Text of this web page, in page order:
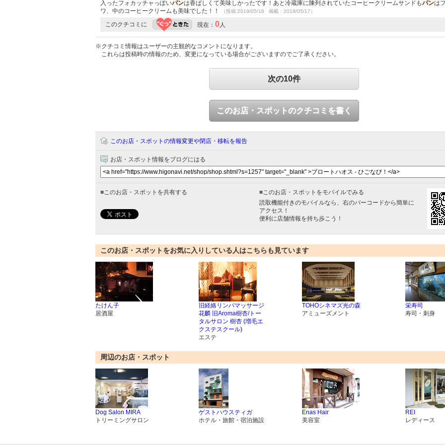
入ったフォカッチャっぽいパンは香ばしくて美味しかったです！あと冷蔵庫に陳列されていたコーヒークリームサンドもパンは
ワ、中のコーヒークリームも美味でした！！
（投稿:2019/05/16 掲載：2019/05/17）
このクチコミに 現在： 0人
※クチコミ情報はユーザーの主観的なコメントになります。
これらは投稿時の情報のため、変更になっている場合がございますのでご了承ください。
次の10件
このお店・スポットのクチコミを書く
このお店・スポットの情報変更や閉店・移転を報告
お店・スポット情報をブログにはる
■このお店・スポットを共有する ■このお店・スポットをモバイルでみる
読取機能付きのモバイルなら、右のバーコードから簡単に
アクセス！
便利に店舗情報を持ち歩こう！
このお店・スポットをお気に入りしている人はこちらも見ています
たけん子
居酒屋
旧経絡リンパマッサージ
花麟 旧Aroma樹杏/トー
タルサロン 樹杏 (増毛エ
クステスクール)
エステ
TOHOシネマズ光の森
アミューズメント
栄寿司
寿司・刺身
周辺のお店・スポット
Dog Salon MIRA
トリーミングサロン
ゲストハウスティガ
ホテル・旅館・宿泊施設
Enas Hair
美容室
REI
レディース